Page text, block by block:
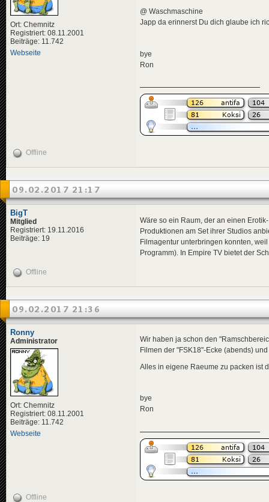
Ort: Chemnitz
Registriert: 08.11.2001
Beiträge: 11.742
Webseite
@ Waschmaschine
Japp da erinnerst Du dich glaube ich
bye
Ron
Offline
09.02.2017 21:17
BigT
Mitglied
Registriert: 19.11.2016
Beiträge: 19
Wäre so ein Raum, der an einen
Produktionen am Set ihrer Studios
Filmagentur unterbringen konnten,
Programm). In Empire TV bietet der
Offline
09.02.2017 21:36
Ronny
Administrator
Ort: Chemnitz
Registriert: 08.11.2001
Beiträge: 11.742
Webseite
Wir haben ja schon den
Filmen der "FSK18"-Ecke (abends)
Alles in eigene Raeume zu packen ist
bye
Ron
Offline